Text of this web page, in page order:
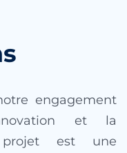
engagement
et la
projet est une